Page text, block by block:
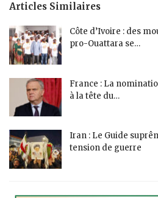
Articles Similaires
Côte d’Ivoire : des
pro-Ouattara se…
France : La
à la tête du…
Iran : Le Guide
tension de guerre